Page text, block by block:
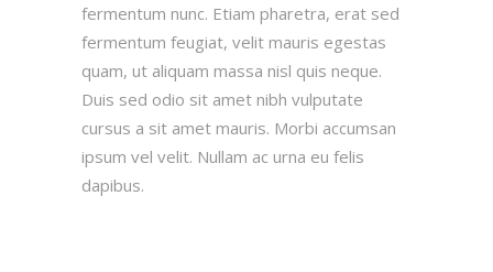
fermentum nunc. Etiam pharetra, erat sed
fermentum feugiat, velit mauris egestas
quam, ut aliquam massa nisl quis neque.
Duis sed odio sit amet nibh vulputate
cursus a sit amet mauris. Morbi accumsan
ipsum vel velit. Nullam ac urna eu felis
dapibus.